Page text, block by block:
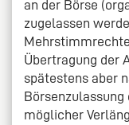
an der Börse
zugelassen
Übertragung der
spätestens aber
möglicher